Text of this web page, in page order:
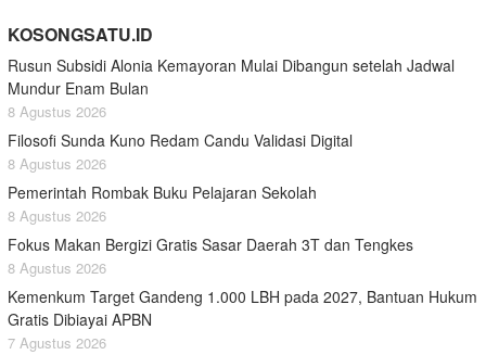
KOSONGSATU.ID
Rusun Subsidi Alonia Kemayoran Mulai Dibangun setelah Jadwal
Mundur Enam Bulan
8 Agustus 2026
Filosofi Sunda Kuno Redam Candu Validasi Digital
8 Agustus 2026
Pemerintah Rombak Buku Pelajaran Sekolah
8 Agustus 2026
Fokus Makan Bergizi Gratis Sasar Daerah 3T dan Tengkes
8 Agustus 2026
Kemenkum Target Gandeng 1.000 LBH pada 2027, Bantuan Hukum
Gratis Dibiayai APBN
7 Agustus 2026